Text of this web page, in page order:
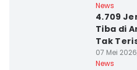
News
4.709
Tiba di
Tak
07 Mei
News